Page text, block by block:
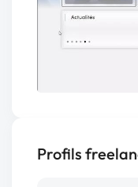
Profils